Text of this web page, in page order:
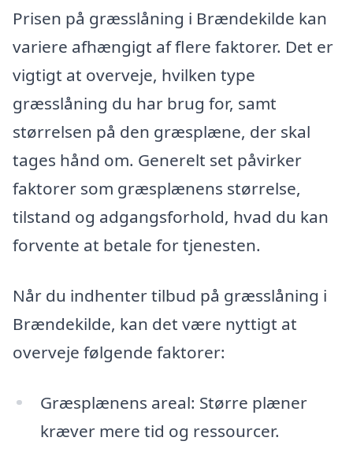
Prisen på græsslåning i Brændekilde kan
variere afhængigt af flere faktorer. Det er
vigtigt at overveje, hvilken type
græsslåning du har brug for, samt
størrelsen på den græsplæne, der skal
tages hånd om. Generelt set påvirker
faktorer som græsplænens størrelse,
tilstand og adgangsforhold, hvad du kan
forvente at betale for tjenesten.
Når du indhenter tilbud på græsslåning i
Brændekilde, kan det være nyttigt at
overveje følgende faktorer:
Græsplænens areal: Større plæner
kræver mere tid og ressourcer.